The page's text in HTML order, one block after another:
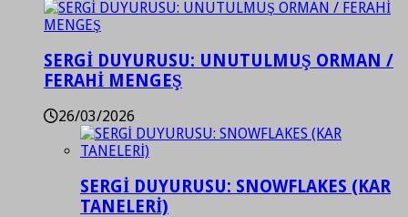
SERGİ DUYURUSU: UNUTULMUŞ ORMAN /
FERAHİ MENGEŞ
26/03/2026
SERGİ DUYURUSU: SNOWFLAKES (KAR
TANELERİ)